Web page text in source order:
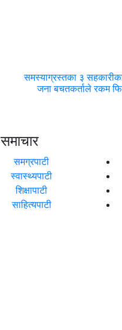
समस्याग्रस्तका ३
जना बचतकर्ताले रकम
समाचार
समग्रपाटी
स्वास्थ्यपाटी
शिक्षापाटी
साहित्यपाटी